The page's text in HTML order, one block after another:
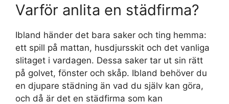
Varför anlita en städfirma?
Ibland händer det bara saker och ting hemma:
ett spill på mattan, husdjursskit och det vanliga
slitaget i vardagen. Dessa saker tar ut sin rätt
på golvet, fönster och skåp. Ibland behöver du
en djupare städning än vad du själv kan göra,
och då är det en städfirma som kan